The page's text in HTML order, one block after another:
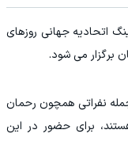
اتحادیه جهانی روزهای
ایران با ترکیبی 5 نفره از جمله نفراتی همچون رحمان
برای حضور در این